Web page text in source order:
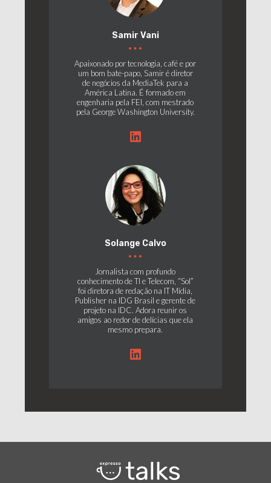
Samir Vani
Apaixonado por tecnologia, café e por
um bom bate-papo, Samir é diretor
de negócios da MediaTek para a
América Latina. É formado em
engenharia pela FEI, com mestrado
pela George Washington University.
Solange Calvo
Jornalista com profundo
conhecimento de TI e Telecom, “Sol”
foi diretora de redação na IT Mídia,
Publisher na IDG Brasil e gerente de
projeto na IDC. Adora reunir os
amigos ao redor de delícias que ela
mesmo prepara.